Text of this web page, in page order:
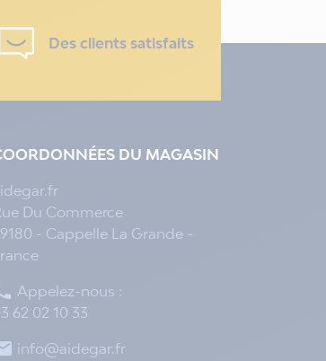
Des clients satisfaits
DU MAGASIN
Du Commerce
- Cappelle La Grande -
Appelez-nous :
62 02 10 33
info@aidegar.fr